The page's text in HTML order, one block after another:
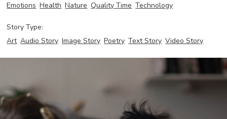
Emotions Health Nature Quality Time Technology
Story Type:
Art Audio Story Image Story Poetry Text Story Video Story